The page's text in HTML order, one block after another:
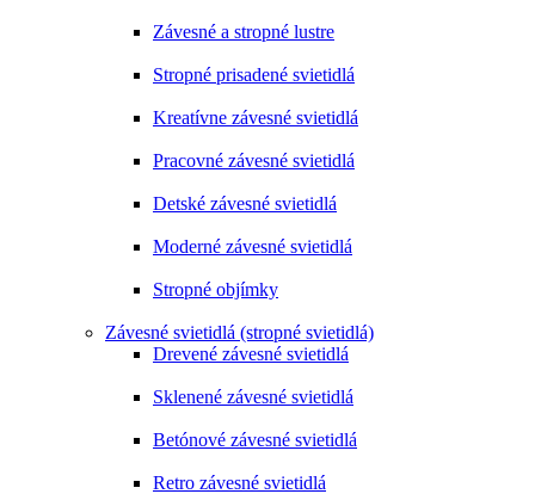
Závesné a stropné lustre
Stropné prisadené svietidlá
Kreatívne závesné svietidlá
Pracovné závesné svietidlá
Detské závesné svietidlá
Moderné závesné svietidlá
Stropné objímky
Závesné svietidlá (stropné svietidlá)
Drevené závesné svietidlá
Sklenené závesné svietidlá
Betónové závesné svietidlá
Retro závesné svietidlá